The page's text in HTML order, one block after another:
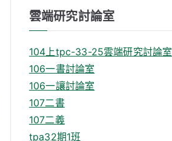
雲端研究討論室
104上tpc-33-25雲端研究討論室
106一書討論室
106一讓討論室
107二書
107二義
tpa32期1班